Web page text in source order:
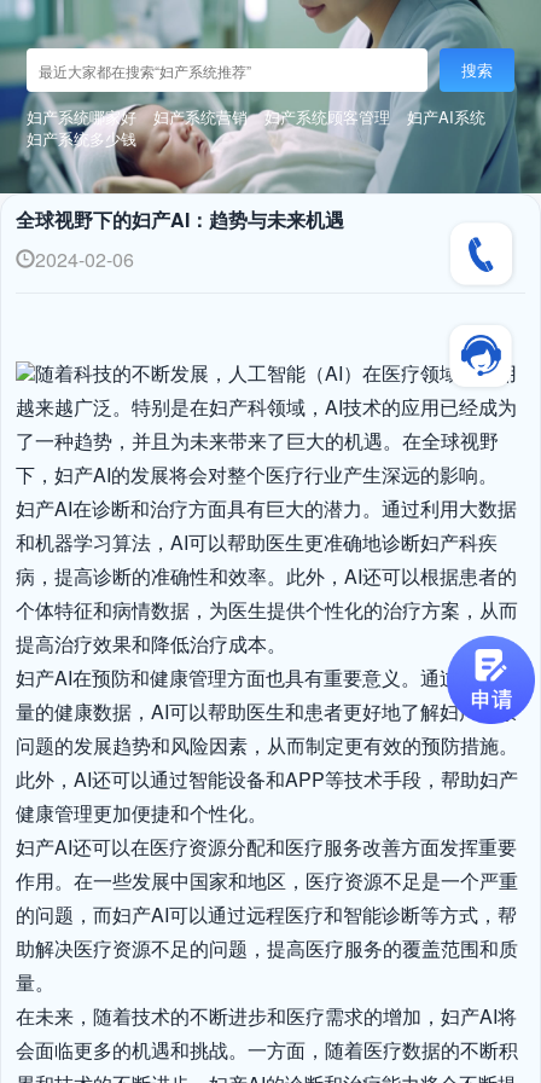
搜索
妇产系统哪家好 妇产系统营销 妇产系统顾客管理
妇产AI系统
妇产系统多少钱
全球视野下的妇产AI：趋势与未来机遇
2024-02-06
随着科技的不断发展，人工智能（AI）在医疗领域的应用
越来越广泛。特别是在妇产科领域，AI技术的应用已经成为
了一种趋势，并且为未来带来了巨大的机遇。在全球视野
下，妇产AI的发展将会对整个医疗行业产生深远的影响。
妇产AI在诊断和治疗方面具有巨大的潜力。通过利用大数据
和机器学习算法，AI可以帮助医生更准确地诊断妇产科疾
病，提高诊断的准确性和效率。此外，AI还可以根据患者的
个体特征和病情数据，为医生提供个性化的治疗方案，从而
提高治疗效果和降低治疗成本。
妇产AI在预防和健康管理方面也具有重要意义。通过分析大
量的健康数据，AI可以帮助医生和患者更好地了解妇产健康
问题的发展趋势和风险因素，从而制定更有效的预防措施。
此外，AI还可以通过智能设备和APP等技术手段，帮助妇产
健康管理更加便捷和个性化。
妇产AI还可以在医疗资源分配和医疗服务改善方面发挥重要
作用。在一些发展中国家和地区，医疗资源不足是一个严重
的问题，而妇产AI可以通过远程医疗和智能诊断等方式，帮
助解决医疗资源不足的问题，提高医疗服务的覆盖范围和质
量。
在未来，随着技术的不断进步和医疗需求的增加，妇产AI将
会面临更多的机遇和挑战。一方面，随着医疗数据的不断积